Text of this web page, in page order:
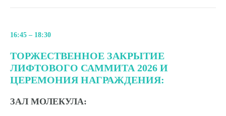
16:45 – 18:30
ТОРЖЕСТВЕННОЕ ЗАКРЫТИЕ
ЛИФТОВОГО САММИТА 2026 И
ЦЕРЕМОНИЯ НАГРАЖДЕНИЯ:
ЗАЛ МОЛЕКУЛА: